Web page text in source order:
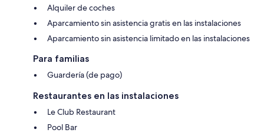
Alquiler de coches
Aparcamiento sin asistencia gratis en las instalaciones
Aparcamiento sin asistencia limitado en las instalaciones
Para familias
Guardería (de pago)
Restaurantes en las instalaciones
Le Club Restaurant
Pool Bar